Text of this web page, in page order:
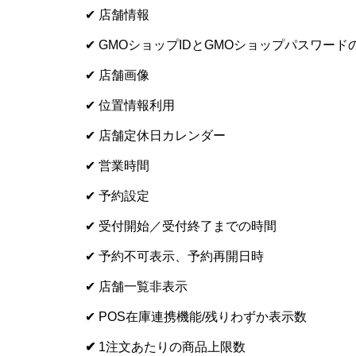
✔ 店舗情報
✔ GMOショップIDとGMOショップパスワード
✔ 店舗画像
✔ 位置情報利用
✔ 店舗定休日カレンダー
✔ 営業時間
✔ 予約設定
✔ 受付開始／受付終了までの時間
✔ 予約不可表示、予約再開日時
✔ 店舗一覧非表示
✔ POS在庫連携機能/残りわずか表示数
✔ 1注文あたりの商品上限数